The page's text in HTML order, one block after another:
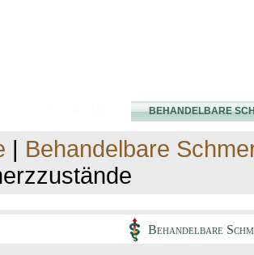
BEHANDELBARE
| Behandelbare
Behandelbare